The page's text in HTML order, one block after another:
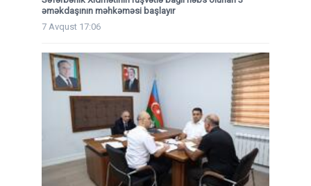
əməkdaşının məhkəməsi başlayır
7 Avqust 17:06